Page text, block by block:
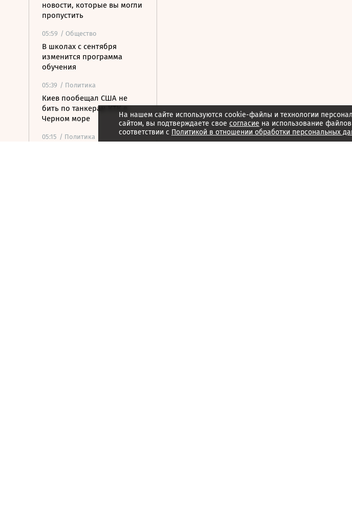
новости, которые вы могли
пропустить
05:59 / Общество
В школах с сентября
изменится программа
обучения
05:39 / Политика
Киев пообещал США не
бить по танкерам КТК в
Черном море
05:15 / Политика
На нашем сайте используются cookie-файлы и технологии
сайтом, вы подтверждаете свое согласие на использование
соответствии с Политикой в отношении обработки персональных